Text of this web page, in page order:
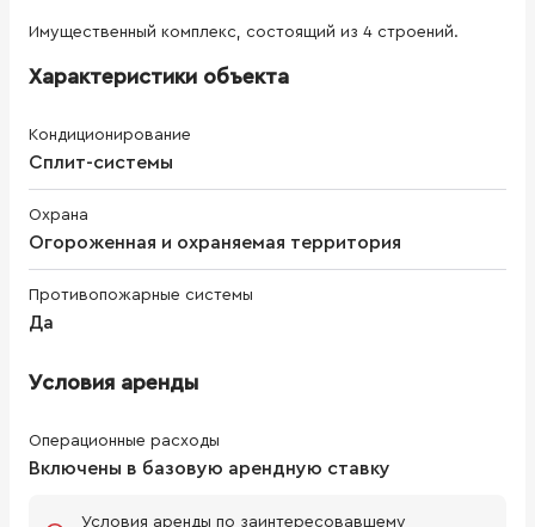
Имущественный комплекс, состоящий из 4 строений.
Характеристики объекта
Кондиционирование
Сплит-системы
Охрана
Огороженная и охраняемая территория
Противопожарные системы
Да
Условия аренды
Операционные расходы
Включены в базовую арендную ставку
Условия аренды по заинтересовавшему